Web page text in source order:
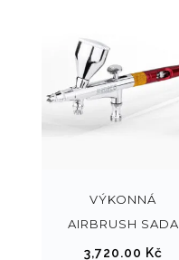
VÝKONNÁ
AIRBRUSH SADA
3,720.00 Kč